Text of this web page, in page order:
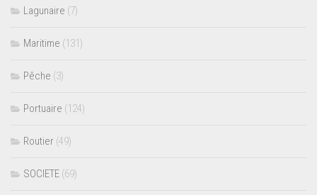
Lagunaire (7)
Maritime (131)
Pêche (3)
Portuaire (124)
Routier (49)
SOCIETE (69)